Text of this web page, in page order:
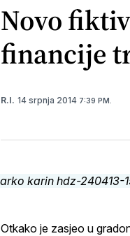
Novo
financije
R.I. 14 srpnja 2014 7:39 PM.
Otkako je zasjeo u